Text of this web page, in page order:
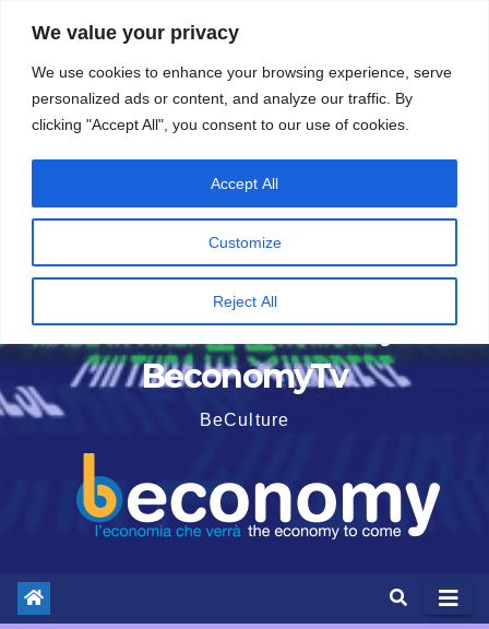
We value your privacy
We use cookies to enhance your browsing experience, serve
personalized ads or content, and analyze our traffic. By
clicking "Accept All", you consent to our use of cookies.
Customize
Reject All
Accept All
contenuto
5 Agosto 2026
BeconomyTv
BeCulture